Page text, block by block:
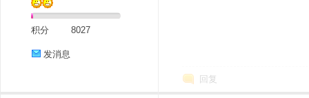
积分 8027
发消息
回复